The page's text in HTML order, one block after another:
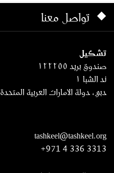
تواصل معنا
تشكيل
صندوق بريد ١٢٢٢٥٥
ند الشبا ١
دبي، دولة الامارات العربية المتحدة
tashkeel@tashkeel.org
+971 4 336 3313